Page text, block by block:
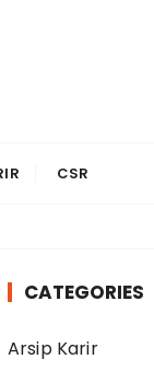
CSR
CATEGORIES
Arsip Karir